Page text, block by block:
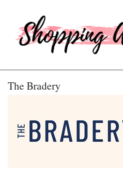
contenu
The Bradery